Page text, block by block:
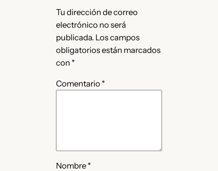
Tu dirección de correo
electrónico no será
publicada. Los campos
obligatorios están marcados
con *
Comentario *
Nombre *